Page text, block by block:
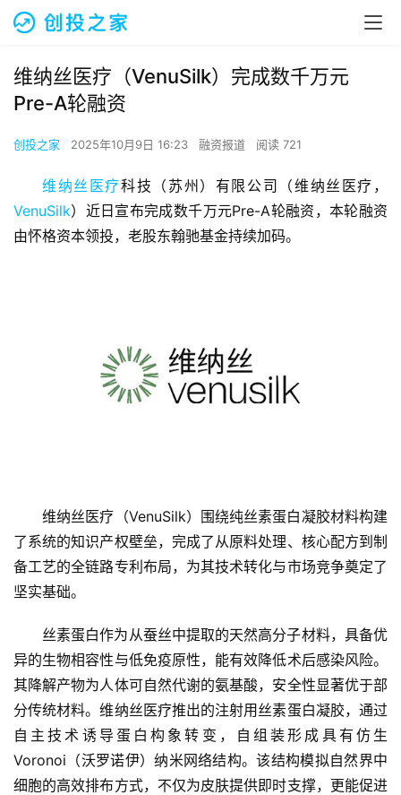
页
融
资
报
道
维纳丝医疗（VenuSilk）完成数千万元
Pre-A轮融资
创投之家 2025年10月9日 16:23 融资报道 阅读 721
维纳丝医疗科技（苏州）有限公司（维纳丝医疗，
VenuSilk）近日宣布完成数千万元Pre-A轮融资，本轮融资
由怀格资本领投，老股东翰驰基金持续加码。
维纳丝医疗（VenuSilk）围绕纯丝素蛋白凝胶材料构建
了系统的知识产权壁垒，完成了从原料处理、核心配方到制
备工艺的全链路专利布局，为其技术转化与市场竞争奠定了
坚实基础。
丝素蛋白作为从蚕丝中提取的天然高分子材料，具备优
异的生物相容性与低免疫原性，能有效降低术后感染风险。
其降解产物为人体可自然代谢的氨基酸，安全性显著优于部
分传统材料。维纳丝医疗推出的注射用丝素蛋白凝胶，通过
自主技术诱导蛋白构象转变，自组装形成具有仿生
Voronoi（沃罗诺伊）纳米网络结构。该结构模拟自然界中
细胞的高效排布方式，不仅为皮肤提供即时支撑，更能促进